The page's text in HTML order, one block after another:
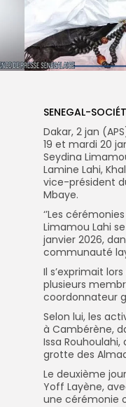
SENEGAL-
Dakar, 2 jan
19 et mardi 20
Seydina
Lamine Lahi,
vice-président
Mbaye.
‘’Les
Limamou Lahi
janvier 2026,
communauté
Il s’exprimait
plusieurs
coordonnateur
Selon lui, les
à Cambérène,
Issa
grotte des
Le deuxième
Yoff Layène,
une cérémonie